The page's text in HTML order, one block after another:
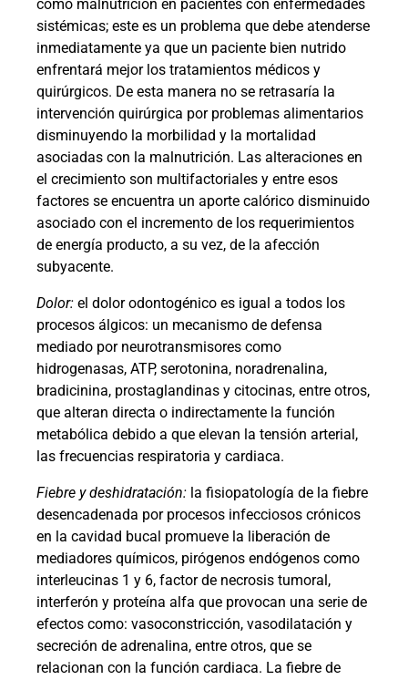
como malnutrición en pacientes con enfermedades
sistémicas; este es un problema que debe atenderse
inmediatamente ya que un paciente bien nutrido
enfrentará mejor los tratamientos médicos y
quirúrgicos. De esta manera no se retrasaría la
intervención quirúrgica por problemas alimentarios
disminuyendo la morbilidad y la mortalidad
asociadas con la malnutrición. Las alteraciones en
el crecimiento son multifactoriales y entre esos
factores se encuentra un aporte calórico disminuido
asociado con el incremento de los requerimientos
de energía producto, a su vez, de la afección
subyacente.
Dolor: el dolor odontogénico es igual a todos los
procesos álgicos: un mecanismo de defensa
mediado por neurotransmisores como
hidrogenasas, ATP, serotonina, noradrenalina,
bradicinina, prostaglandinas y citocinas, entre otros,
que alteran directa o indirectamente la función
metabólica debido a que elevan la tensión arterial,
las frecuencias respiratoria y cardiaca.
Fiebre y deshidratación: la fisiopatología de la fiebre
desencadenada por procesos infecciosos crónicos
en la cavidad bucal promueve la liberación de
mediadores químicos, pirógenos endógenos como
interleucinas 1 y 6, factor de necrosis tumoral,
interferón y proteína alfa que provocan una serie de
efectos como: vasoconstricción, vasodilatación y
secreción de adrenalina, entre otros, que se
relacionan con la función cardiaca. La fiebre de